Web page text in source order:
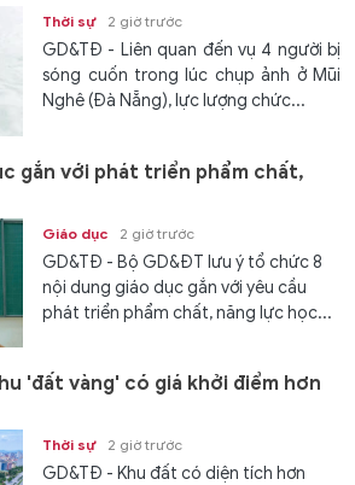
Thời sự 2 giờ trước
GD&TĐ - Liên quan đến vụ 4 người bị
sóng cuốn trong lúc chụp ảnh ở Mũi
Nghê (Đà Nẵng), lực lượng chức...
gắn với phát triển phẩm chất,
Giáo dục 2 giờ trước
GD&TĐ - Bộ GD&ĐT lưu ý tổ chức 8
nội dung giáo dục gắn với yêu cầu
phát triển phẩm chất, năng lực học...
'đất vàng' có giá khởi điểm hơn
Thời sự 2 giờ trước
GD&TĐ - Khu đất có diện tích hơn